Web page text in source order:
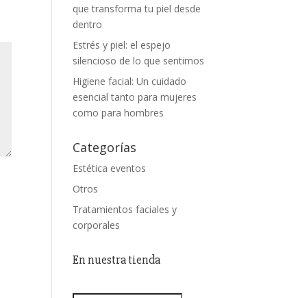
que transforma tu piel desde
dentro
Estrés y piel: el espejo
silencioso de lo que sentimos
Higiene facial: Un cuidado
esencial tanto para mujeres
como para hombres
Categorías
Estética eventos
Otros
Tratamientos faciales y
corporales
En nuestra tienda